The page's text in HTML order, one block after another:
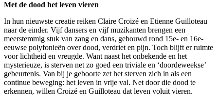
Met de dood het leven vieren
In hun nieuwste creatie reiken Claire Croizé en Etienne Guilloteau
naar de einder. Vijf dansers en vijf muzikanten brengen een
meerstemmig stuk van zang en dans, gebouwd rond 15e- en 16e-
eeuwse polyfonieën over dood, verdriet en pijn. Toch blijft er ruimte
voor lichtheid en vreugde. Want naast het onbekende en het
mysterieuze, is sterven net zo goed een triviale en ‘doordeweekse’
gebeurtenis. Van bij je geboorte zet het sterven zich in als een
continue beweging: het leven in vrije val. Net door die dood te
erkennen, willen Croizé en Guilloteau dat leven voluit vieren.